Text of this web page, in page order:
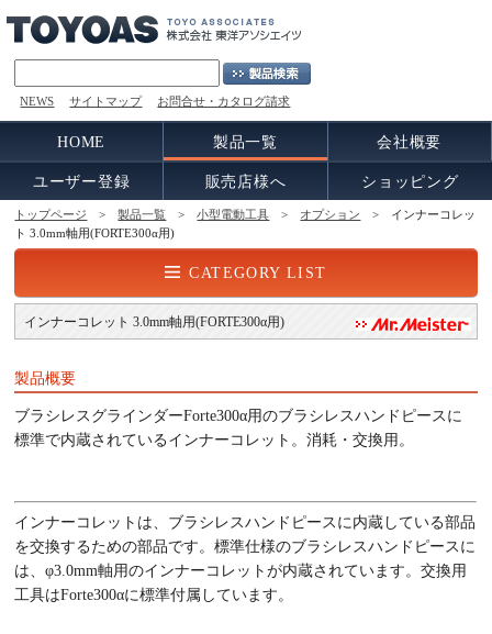
NEWS サイトマップ お問合せ・カタログ請求
HOME 製品一覧 会社概要
ユーザー登録 販売店様へ ショッピング
トップページ >製品一覧 >小型電動工具 > オプション
> インナーコレッ
ト 3.0mm軸用(FORTE300α用)
CATEGORY LIST
インナーコレット 3.0mm軸用(FORTE300α用)
製品概要
ブラシレスグラインダーForte300α用のブラシレスハンドピースに
標準で内蔵されているインナーコレット。消耗・交換用。
インナーコレットは、ブラシレスハンドピースに内蔵している部品
を交換するための部品です。標準仕様のブラシレスハンドピースに
は、φ3.0mm軸用のインナーコレットが内蔵されています。交換用
工具はForte300αに標準付属しています。